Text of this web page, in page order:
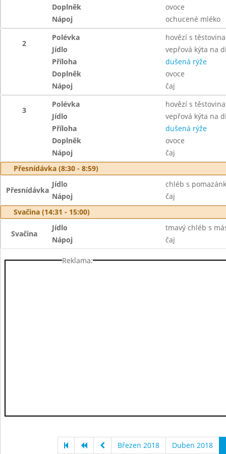
Doplněk
ovoce
Nápoj
ochucené mléko
2
Polévka
hovězí s
Jídlo
vepřová kýta na
Příloha
dušená rýže
Doplněk
ovoce
Nápoj
čaj
3
Polévka
hovězí s
Jídlo
vepřová kýta na
Příloha
dušená rýže
Doplněk
ovoce
Nápoj
čaj
Přesnídávka (8:30 - 8:59)
Přesnídávka
Jídlo
chléb s
Nápoj
čaj
Svačina (14:31 - 15:00)
Svačina
Jídlo
tmavý chléb s
Nápoj
čaj
Reklama:
Březen 2018 Duben 2018